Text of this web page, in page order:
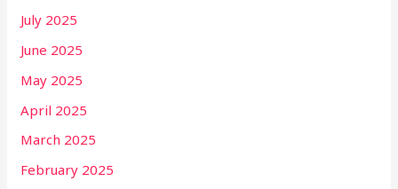
July 2025
June 2025
May 2025
April 2025
March 2025
February 2025